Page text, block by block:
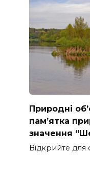
Природні
пам’ятка
значення
Відкрийте для